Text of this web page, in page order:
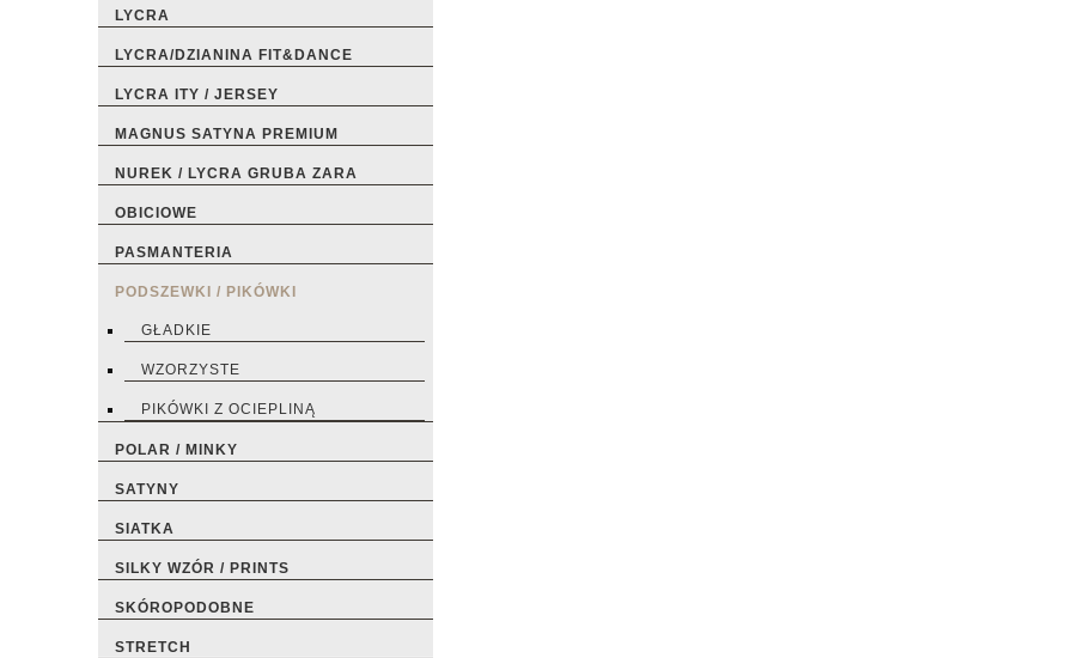
LYCRA
LYCRA/DZIANINA FIT&DANCE
LYCRA ITY / JERSEY
MAGNUS SATYNA PREMIUM
NUREK / LYCRA GRUBA ZARA
OBICIOWE
PASMANTERIA
PODSZEWKI / PIKÓWKI
GŁADKIE
WZORZYSTE
PIKÓWKI Z OCIEPLINĄ
POLAR / MINKY
SATYNY
SIATKA
SILKY WZÓR / PRINTS
SKÓROPODOBNE
STRETCH